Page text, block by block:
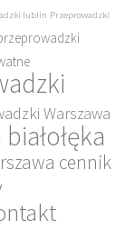
lublin Przeprowadzki
Warszawa
cennik